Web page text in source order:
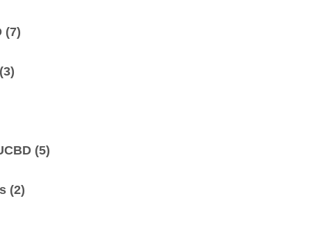
(7)
(3)
(5)
(2)